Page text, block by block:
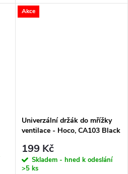
Akce
Univerzální držák do mřížky
ventilace - Hoco, CA103 Black
199 Kč
Skladem - hned k odeslání
>5 ks